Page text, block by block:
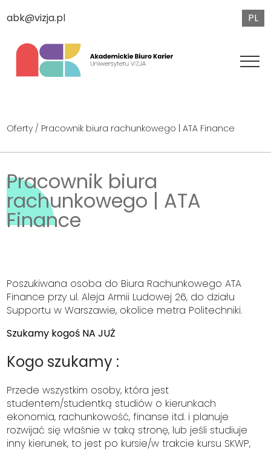
abk@vizja.pl PL
Oferty / Pracownik biura rachunkowego | ATA Finance
Pracownik biura
rachunkowego | ATA
Finance
Poszukiwana osoba do Biura Rachunkowego ATA
Finance przy ul. Aleja Armii Ludowej 26, do działu
Supportu w Warszawie, okolice metra Politechniki.
Szukamy kogoś NA JUŻ
Kogo szukamy :
Przede wszystkim osoby, która jest
studentem/studentką studiów o kierunkach
ekonomia, rachunkowość, finanse itd. i planuje
rozwijać się właśnie w taką stronę, lub jeśli studiuje
inny kierunek, to jest po kursie/w trakcie kursu SKWP,